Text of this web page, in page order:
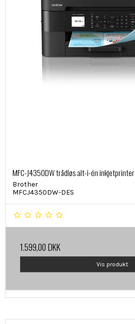
MFC-J4350DW trådløs alt-i-én inkjetprinter
Brother
MFCJ4350DW-DES
1.599,00 DKK
Vis produkt